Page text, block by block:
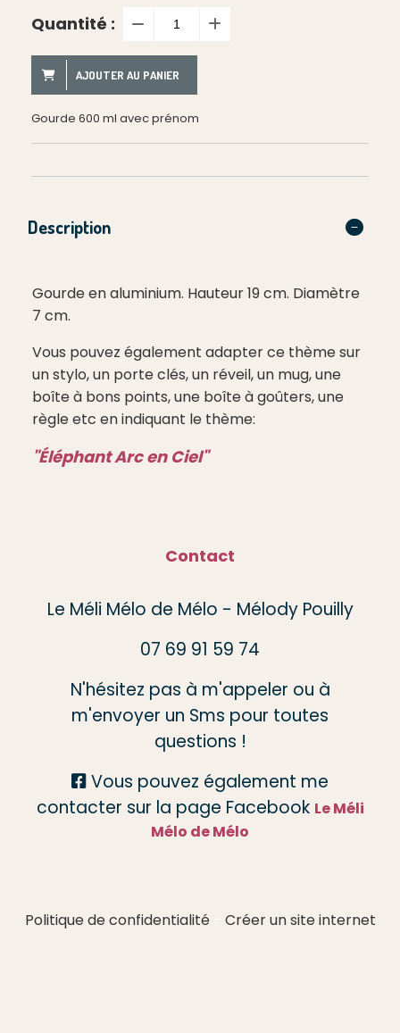
Quantité :
AJOUTER AU PANIER
Gourde 600 ml avec prénom
Description
Gourde en aluminium. Hauteur 19 cm. Diamètre
7 cm.
Vous pouvez également adapter ce thème sur
un stylo, un porte clés, un réveil, un mug, une
boîte à bons points, une boîte à goûters, une
règle etc en indiquant le thème:
"Éléphant Arc en Ciel"
Contact
Le Méli Mélo de Mélo - Mélody Pouilly
07 69 91 59 74
N'hésitez pas à m'appeler ou à
m'envoyer un Sms pour toutes
questions !
 Vous pouvez également me
contacter sur la page Facebook Le Méli
Mélo de Mélo
Politique de confidentialité Créer un site internet